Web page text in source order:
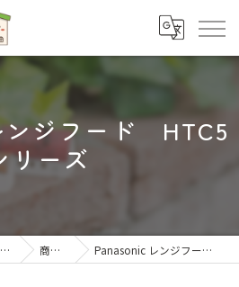
ジフード HTC5
リーズ
大阪府大東市のリフォームならすまいりー 商品一覧 Panasonic レンジフード HTC5シリーズ